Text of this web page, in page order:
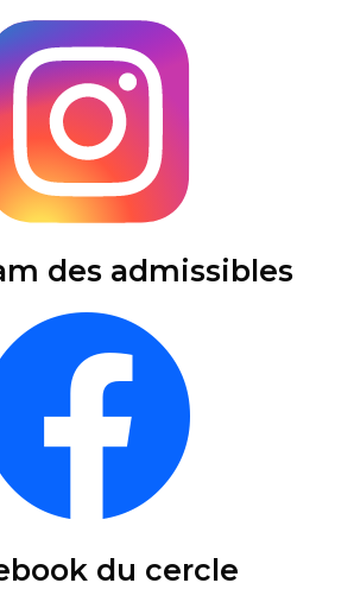
des admissibles
du cercle